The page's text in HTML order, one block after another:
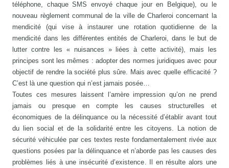
téléphone, chaque SMS envoyé chaque jour en Belgique), ou le
nouveau règlement communal de la ville de Charleroi concernant la
mendicité (qui vise à instaurer une rotation quotidienne de la
mendicité dans les différentes entités de Charleroi, dans le but de
lutter contre les « nuisances » liées à cette activité), mais les
principes sont les mêmes : adopter des normes juridiques avec pour
objectif de rendre la société plus sûre. Mais avec quelle efficacité ?
C’est là une question qui n’est jamais posée…
Toutes ces mesures laissent l’amère impression qu’on ne prend
jamais ou presque en compte les causes structurelles et
économiques de la délinquance ou la nécessité d’établir avant tout
du lien social et de la solidarité entre les citoyens. La notion de
sécurité véhiculée par ces textes reste fondamentalement rivée aux
questions posées par la délinquance et n’aborde pas les causes des
problèmes liés à une insécurité d’existence. Il en résulte alors une